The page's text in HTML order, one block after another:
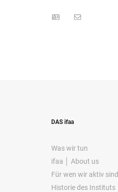
DAS ifaa
Was wir tun
ifaa │ About us
Für wen wir aktiv sind
Historie des Instituts